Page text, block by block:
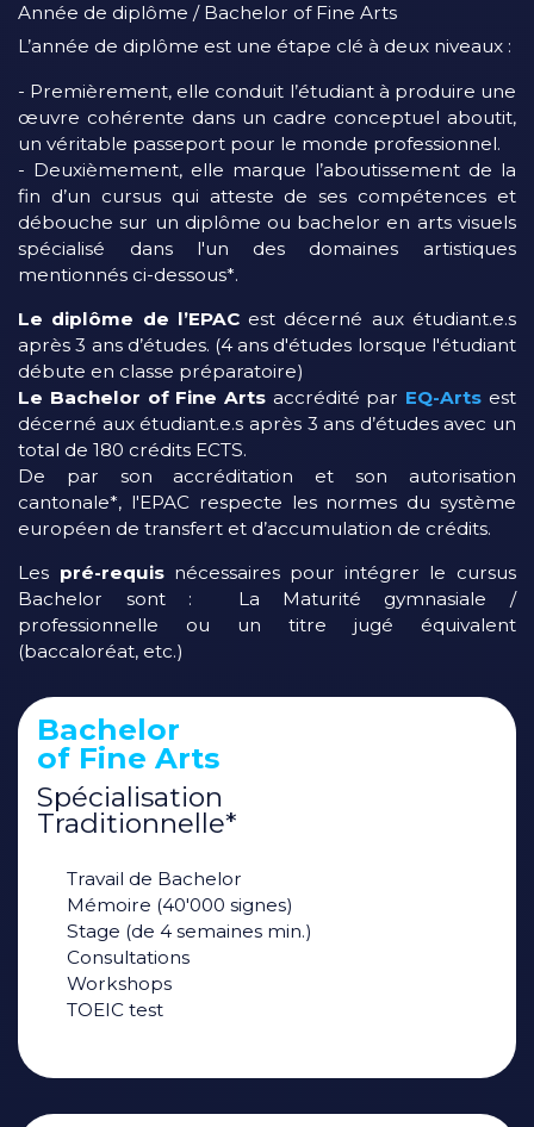
Année de diplôme / Bachelor of Fine Arts
L’année de diplôme est une étape clé à deux niveaux :
- Premièrement, elle conduit l’étudiant à produire une
œuvre cohérente dans un cadre conceptuel aboutit,
un véritable passeport pour le monde professionnel.
- Deuxièmement, elle marque l’aboutissement de la
fin d’un cursus qui atteste de ses compétences et
débouche sur un diplôme ou bachelor en arts visuels
spécialisé dans l'un des domaines artistiques
mentionnés ci-dessous*.
Le diplôme de l’EPACest décerné aux étudiant.e.s
après 3 ans d’études. (4 ans d'études lorsque l'étudiant
débute en classe préparatoire)
Le Bachelor of Fine Arts accrédité par EQ-Arts est
décerné aux étudiant.e.s après 3 ans d’études avec un
total de 180 crédits ECTS.
De par son accréditation et son autorisation
cantonale*, l'EPAC respecte les normes du système
européen de transfert et d’accumulation de crédits.
Les pré-requisnécessaires pour intégrer le cursus
Bachelor sont : La Maturité gymnasiale /
professionnelle ou un titre jugé équivalent
(baccaloréat, etc.)
Bachelor
of Fine Arts
Spécialisation
Traditionnelle*
Travail de Bachelor
Mémoire (40'000 signes)
Stage (de 4 semaines min.)
Consultations
Workshops
TOEIC test